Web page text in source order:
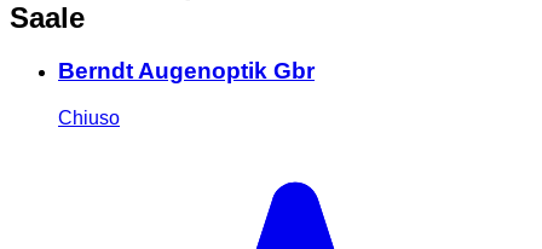
Saale
Berndt Augenoptik Gbr
Chiuso